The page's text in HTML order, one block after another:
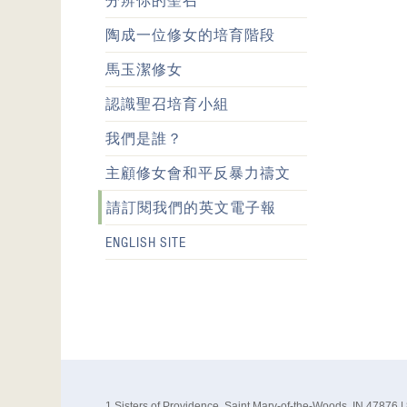
陶成一位修女的培育階段
馬玉潔修女
認識聖召培育小組
我們是誰？
主顧修女會和平反暴力禱文
請訂閱我們的英文電子報
ENGLISH SITE